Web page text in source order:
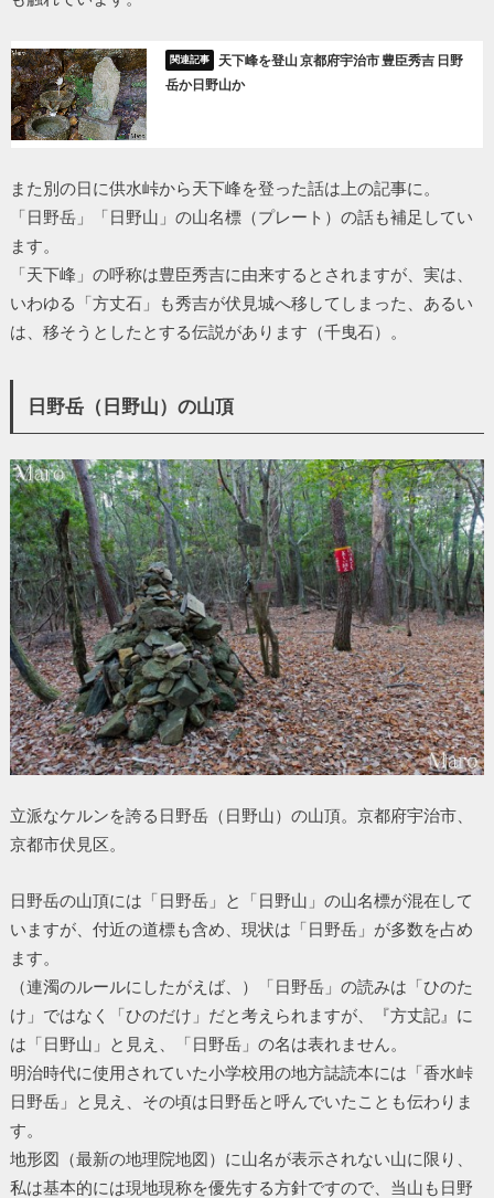
天下峰を登山 京都府宇治市 豊臣秀吉 日野
岳か日野山か
また別の日に供水峠から天下峰を登った話は上の記事に。
「日野岳」「日野山」の山名標（プレート）の話も補足してい
ます。
「天下峰」の呼称は豊臣秀吉に由来するとされますが、実は、
いわゆる「方丈石」も秀吉が伏見城へ移してしまった、あるい
は、移そうとしたとする伝説があります（千曳石）。
日野岳（日野山）の山頂
立派なケルンを誇る日野岳（日野山）の山頂。京都府宇治市、
京都市伏見区。
日野岳の山頂には「日野岳」と「日野山」の山名標が混在して
いますが、付近の道標も含め、現状は「日野岳」が多数を占め
ます。
（連濁のルールにしたがえば、）「日野岳」の読みは「ひのた
け」ではなく「ひのだけ」だと考えられますが、『方丈記』に
は「日野山」と見え、「日野岳」の名は表れません。
明治時代に使用されていた小学校用の地方誌読本には「香水峠
日野岳」と見え、その頃は日野岳と呼んでいたことも伝わりま
す。
地形図（最新の地理院地図）に山名が表示されない山に限り、
私は基本的には現地現称を優先する方針ですので、当山も日野